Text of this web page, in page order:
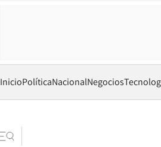
InicioPolíticaNacionalNegocios